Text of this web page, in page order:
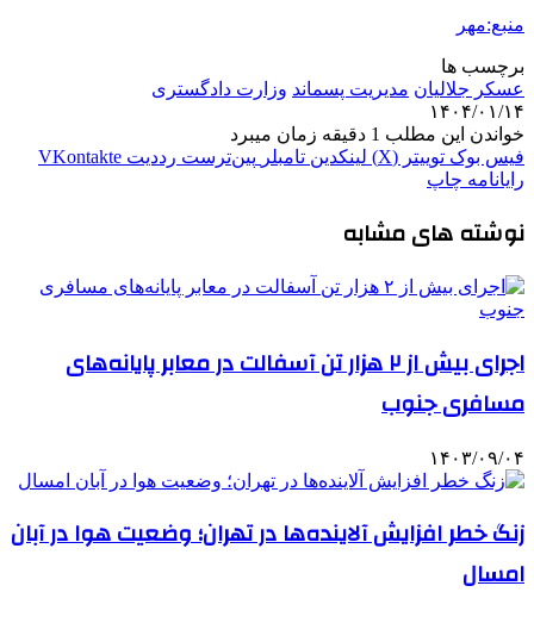
منبع:مهر
برچسب ها
عسکر جلالیان مدیریت پسماند وزارت دادگستری
۱۴۰۴/۰۱/۱۴
خواندن این مطلب 1 دقیقه زمان میبرد
فیس بوک توییتر (X) لینکدین ‫تامبلر ‫پین‌ترست ‫رددیت ‫VKontakte
رایانامه چاپ
نوشته های مشابه
اجرای بیش از ۲ هزار تن آسفالت در معابر پایانه‌های
مسافری جنوب
۱۴۰۳/۰۹/۰۴
زنگ خطر افزایش آلاینده‌ها در تهران؛ وضعیت هوا در آبان
امسال